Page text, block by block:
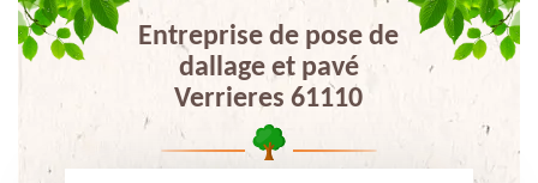
Entreprise de pose de
dallage et pavé
Verrieres 61110